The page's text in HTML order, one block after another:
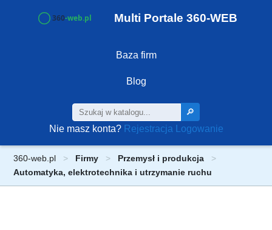
Multi Portale 360-WEB
Baza firm
Blog
🔎
Nie masz konta? Rejestracja Logowanie
360-web.pl Firmy
Przemysł i produkcja
Automatyka, elektrotechnika i utrzymanie ruchu